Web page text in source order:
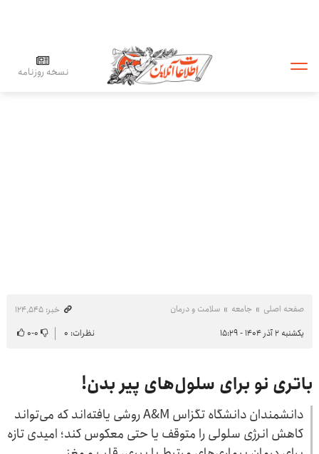
نسخه روزنامه
صفحه اصلی جامعه سلامت و درمان
خبر: ۱۲۴٬۵۴۵
یکشنبه ۲ آذر ۱۴۰۴ - ۱۵:۲۹
نظرات: ۰ ۰-۰
باتری نو برای سلول‌های پیر بدن!
دانشمندان دانشگاه تگزاس A&M روشی یافته‌اند که می‌تواند
کاهش انرژی سلولی را متوقف یا حتی معکوس کند؛ امیدی تازه